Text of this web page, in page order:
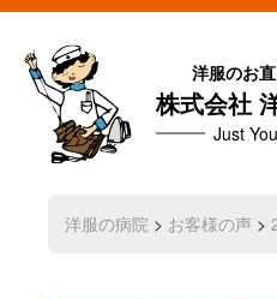
洋服のお
株式会社
Just
洋服の病院 > お客様の声 >